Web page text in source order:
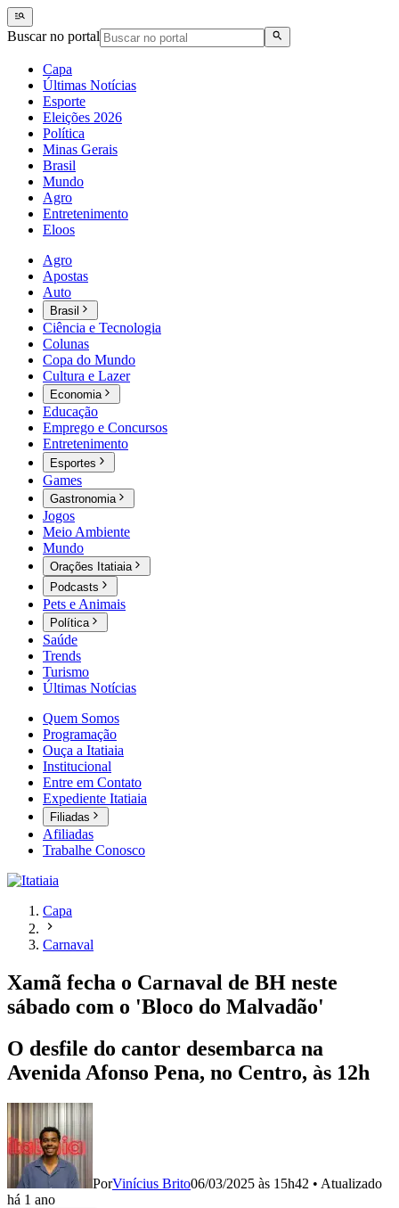
Buscar no portal
Capa
Últimas Notícias
Esporte
Eleições 2026
Política
Minas Gerais
Brasil
Mundo
Agro
Entretenimento
Eloos
Agro
Apostas
Auto
Brasil
Ciência e Tecnologia
Colunas
Copa do Mundo
Cultura e Lazer
Economia
Educação
Emprego e Concursos
Entretenimento
Esportes
Games
Gastronomia
Jogos
Meio Ambiente
Mundo
Orações Itatiaia
Podcasts
Pets e Animais
Política
Saúde
Trends
Turismo
Últimas Notícias
Quem Somos
Programação
Ouça a Itatiaia
Institucional
Entre em Contato
Expediente Itatiaia
Filiadas
Afiliadas
Trabalhe Conosco
Capa
Carnaval
Xamã fecha o Carnaval de BH neste
sábado com o 'Bloco do Malvadão'
O desfile do cantor desembarca na
Avenida Afonso Pena, no Centro, às 12h
PorVinícius Brito06/03/2025 às 15h42 • Atualizado
há 1 ano